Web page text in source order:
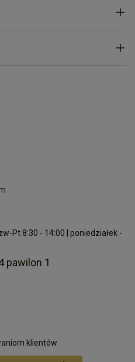
Pt 8:30 - 14:00 | poniedziałek -
pawilon 1
klientów